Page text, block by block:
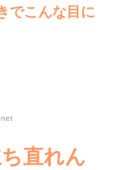
でこんな目に
.net
直れん